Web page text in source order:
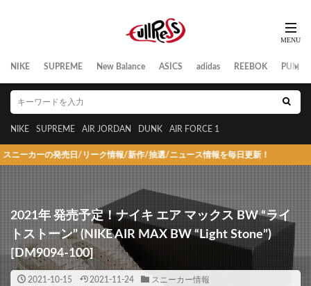
NIKE SUPREME New Balance ASICS adidas REEBOK PUMA
NIKE SUPREME AIR JORDAN DUNK AIR FORCE 1
/リーク情報/新作/抽選/ニュース情報を毎日更新！
2021年 発売予定！ナイキ エア マックス BW “ライ
トストーン” (NIKE AIR MAX BW “Light Stone”)
[DM9094-100]
2021-10-15 2021-11-24
スニーカー情報